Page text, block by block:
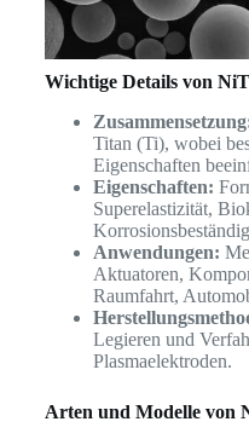
Wichtige Details von
Titan (Ti), wobei
Eigenschaften
Eigenschaften:
Superelastizität,
Anwendungen:
Aktuatoren,
Raumfahrt,
Legieren und
Plasmaelektroden.
Arten und Modelle von